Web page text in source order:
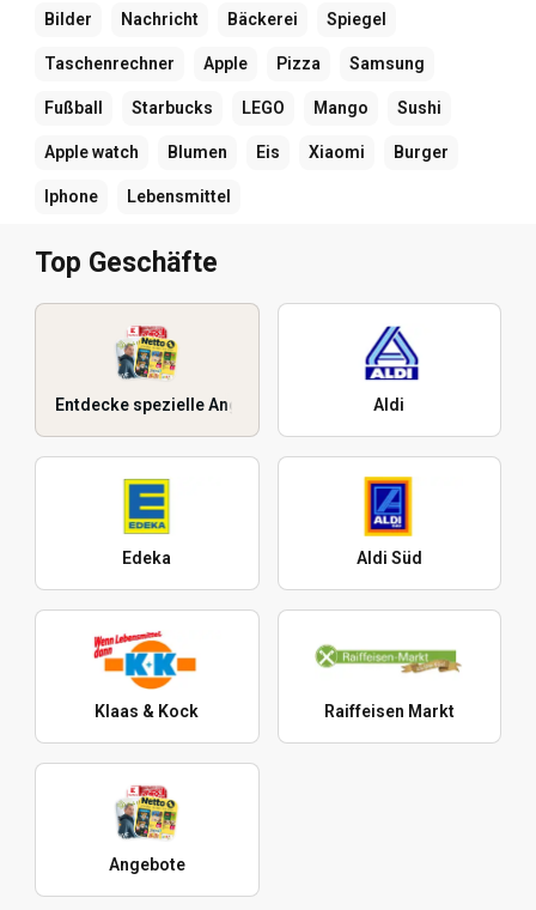
Bilder Nachricht Bäckerei Spiegel
Taschenrechner Apple Pizza Samsung
Fußball Starbucks LEGO Mango Sushi
Apple watch Blumen Eis Xiaomi Burger
Iphone Lebensmittel
Top Geschäfte
Entdecke spezielle Angebote Aldi
Edeka Aldi Süd
Klaas & Kock Raiffeisen Markt
Angebote